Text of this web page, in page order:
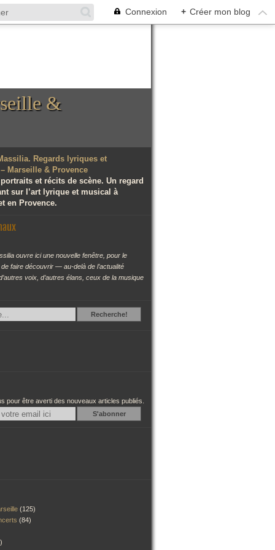
Connexion + Créer mon blog
&
et récits de scène. Un regard
sur l’art lyrique et musical à
en Provence.
ouvre ici une nouvelle fenêtre, pour le
faire découvrir — au-delà de l’actualité
voix, d’autres élans, ceux de la musique
RechercheRecherche!
pour être averti des nouveaux articles publiés.
Email
(125)
(84)